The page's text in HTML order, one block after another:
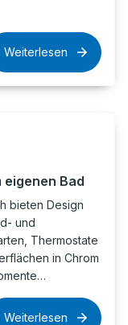
Weiterlesen
eigenen Bad
bieten Design
und
Thermostate
in Chrom
Weiterlesen